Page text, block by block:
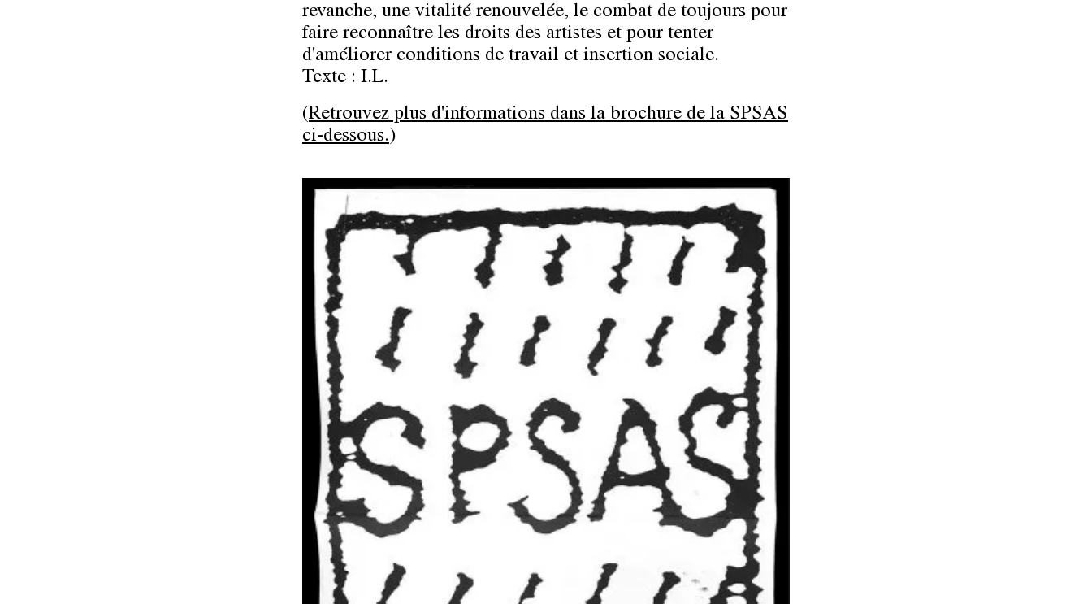
revanche, une vitalité renouvelée, le combat de toujours pour
faire reconnaître les droits des artistes et pour tenter
d'améliorer conditions de travail et insertion sociale.
Texte : I.L.
(Retrouvez plus d'informations dans la brochure de la SPSAS
ci-dessous.)